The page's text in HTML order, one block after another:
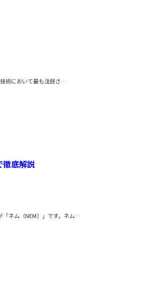
術において最も注目さ…
徹底解説
「ネム（NEM）」です。ネム…